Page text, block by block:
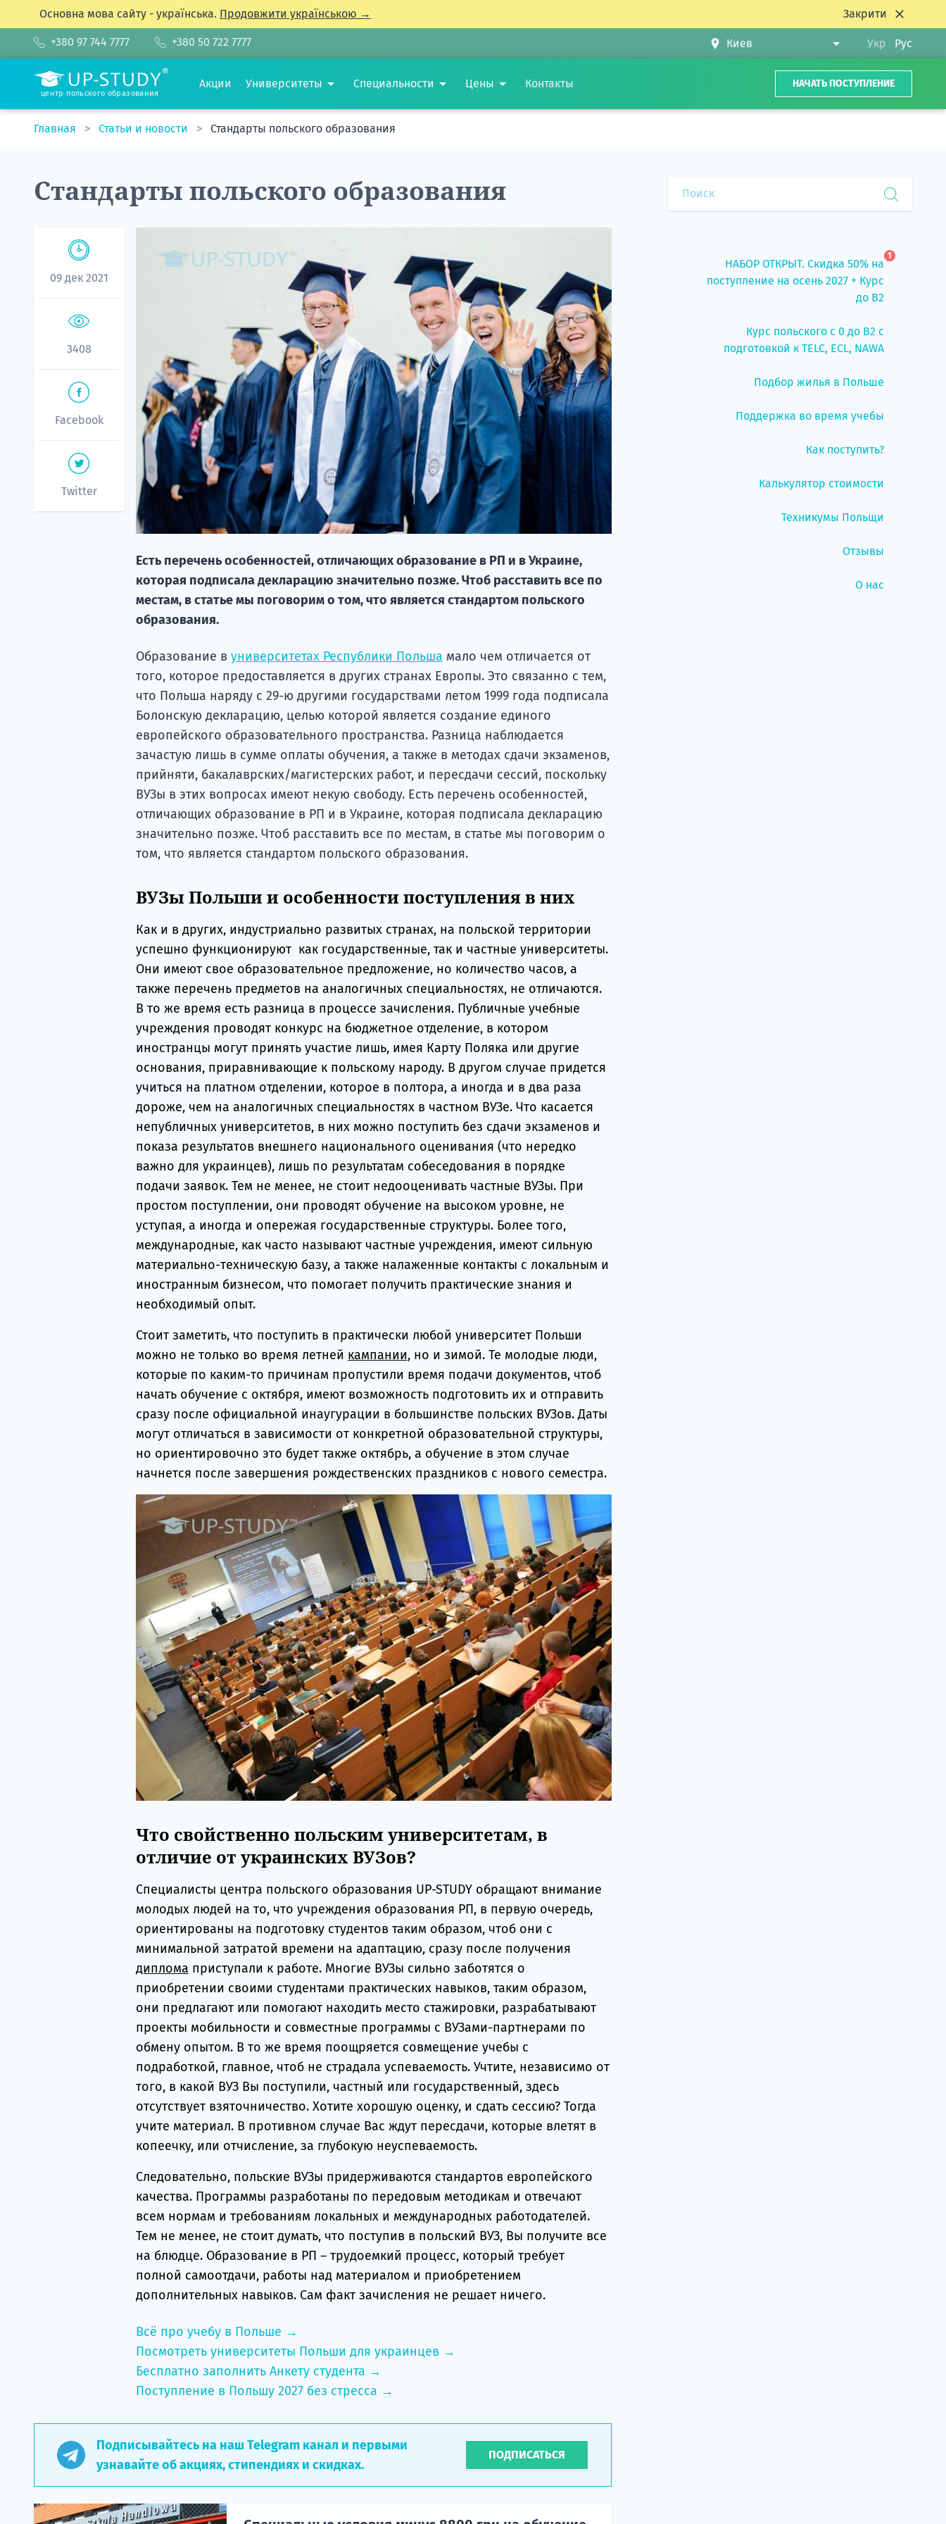
Основна мова сайту - українська. Продовжити українською → Закрити
+380 97 744 7777 +380 50 722 7777 Укр Рус
центр польского образования
Акции Университеты Специальности Цены Контакты НАЧАТЬ ПОСТУПЛЕНИЕ
Главная Статьи и новости Стандарты польского образования
Стандарты польского образования
09 дек 2021
3408
Facebook
Twitter
Есть перечень особенностей, отличающих образование в РП и в Украине,
которая подписала декларацию значительно позже. Чтоб расставить все по
местам, в статье мы поговорим о том, что является стандартом польского
образования.
Образование в университетах Республики Польша мало чем отличается от
того, которое предоставляется в других странах Европы. Это связанно с тем,
что Польша наряду с 29-ю другими государствами летом 1999 года подписала
Болонскую декларацию, целью которой является создание единого
европейского образовательного пространства. Разница наблюдается
зачастую лишь в сумме оплаты обучения, а также в методах сдачи экзаменов,
прийняти, бакалаврских/магистерских работ, и пересдачи сессий, поскольку
ВУЗы в этих вопросах имеют некую свободу. Есть перечень особенностей,
отличающих образование в РП и в Украине, которая подписала декларацию
значительно позже. Чтоб расставить все по местам, в статье мы поговорим о
том, что является стандартом польского образования.
ВУЗы Польши и особенности поступления в них
Как и в других, индустриально развитых странах, на польской территории
успешно функционируют как государственные, так и частные университеты.
Они имеют свое образовательное предложение, но количество часов, а
также перечень предметов на аналогичных специальностях, не отличаются.
В то же время есть разница в процессе зачисления. Публичные учебные
учреждения проводят конкурс на бюджетное отделение, в котором
иностранцы могут принять участие лишь, имея Карту Поляка или другие
основания, приравнивающие к польскому народу. В другом случае придется
учиться на платном отделении, которое в полтора, а иногда и в два раза
дороже, чем на аналогичных специальностях в частном ВУЗе. Что касается
непубличных университетов, в них можно поступить без сдачи экзаменов и
показа результатов внешнего национального оценивания (что нередко
важно для украинцев), лишь по результатам собеседования в порядке
подачи заявок. Тем не менее, не стоит недооценивать частные ВУЗы. При
простом поступлении, они проводят обучение на высоком уровне, не
уступая, а иногда и опережая государственные структуры. Более того,
международные, как часто называют частные учреждения, имеют сильную
материально-техническую базу, а также налаженные контакты с локальным и
иностранным бизнесом, что помогает получить практические знания и
необходимый опыт.
Стоит заметить, что поступить в практически любой университет Польши
можно не только во время летней кампании, но и зимой. Те молодые люди,
которые по каким-то причинам пропустили время подачи документов, чтоб
начать обучение с октября, имеют возможность подготовить их и отправить
сразу после официальной инаугурации в большинстве польских ВУЗов. Даты
могут отличаться в зависимости от конкретной образовательной структуры,
но ориентировочно это будет также октябрь, а обучение в этом случае
начнется после завершения рождественских праздников с нового семестра.
Что свойственно польским университетам, в
отличие от украинских ВУЗов?
Специалисты центра польского образования UP-STUDY обращают внимание
молодых людей на то, что учреждения образования РП, в первую очередь,
ориентированы на подготовку студентов таким образом, чтоб они с
минимальной затратой времени на адаптацию, сразу после получения
диплома приступали к работе. Многие ВУЗы сильно заботятся о
приобретении своими студентами практических навыков, таким образом,
они предлагают или помогают находить место стажировки, разрабатывают
проекты мобильности и совместные программы с ВУЗами-партнерами по
обмену опытом. В то же время поощряется совмещение учебы с
подработкой, главное, чтоб не страдала успеваемость. Учтите, независимо от
того, в какой ВУЗ Вы поступили, частный или государственный, здесь
отсутствует взяточничество. Хотите хорошую оценку, и сдать сессию? Тогда
учите материал. В противном случае Вас ждут пересдачи, которые влетят в
копеечку, или отчисление, за глубокую неуспеваемость.
Следовательно, польские ВУЗы придерживаются стандартов европейского
качества. Программы разработаны по передовым методикам и отвечают
всем нормам и требованиям локальных и международных работодателей.
Тем не менее, не стоит думать, что поступив в польский ВУЗ, Вы получите все
на блюдце. Образование в РП – трудоемкий процесс, который требует
полной самоотдачи, работы над материалом и приобретением
дополнительных навыков. Сам факт зачисления не решает ничего.
Всё про учебу в Польше →
Посмотреть университеты Польши для украинцев →
Бесплатно заполнить Анкету студента →
Поступление в Польшу 2027 без стресса →
Подписывайтесь на наш Telegram канал и первыми
узнавайте об акциях, стипендиях и скидках.
ПОДПИСАТЬСЯ
НАБОР ОТКРЫТ. Скидка 50% на
поступление на осень 2027 + Курс
до B2
1
Курс польского с 0 до B2 с
подготовкой к TELC, ECL, NAWA
Подбор жилья в Польше
Поддержка во время учебы
Как поступить?
Калькулятор стоимости
Техникумы Польщи
Отзывы
О нас